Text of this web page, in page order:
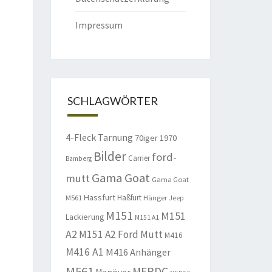
Impressum
SCHLAGWÖRTER
4-Fleck Tarnung 70iger1970
Bamberg Bilder Carrier ford-
mutt Gama Goat Gama Goat
M561 Hassfurt Haßfurt Hänger Jeep
Lackierung M151 M151 A1 M151
A2 M151 A2 Ford Mutt M416
M416 A1 M416 Anhänger